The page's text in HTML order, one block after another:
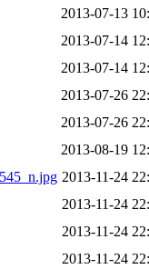
2013-07-13
2013-07-14
2013-07-14
2013-07-26
2013-07-26
2013-08-19
2013-11-24
2013-11-24
2013-11-24
2013-11-24